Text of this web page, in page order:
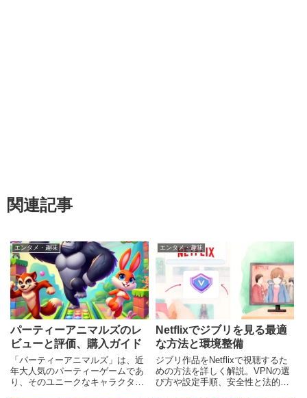
関連記事
エンタメ・趣味
パーティーアニマルズのレ
ビューと評価、購入ガイド
「パーティーアニマルズ」は、近
年大人気のパーティーゲームであ
り、そのユニークなキャラクター
エンタメ・趣味
Netflixでジブリを見る最適
な方法と環境整備
ジブリ作品をNetflixで視聴するた
めの方法を詳しく解説。VPNの選
び方や設定手順、安全性と法的考